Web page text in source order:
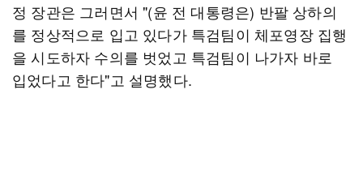
정 장관은 그러면서 "(윤 전 대통령은) 반팔 상하의
를 정상적으로 입고 있다가 특검팀이 체포영장 집행
을 시도하자 수의를 벗었고 특검팀이 나가자 바로
입었다고 한다"고 설명했다.